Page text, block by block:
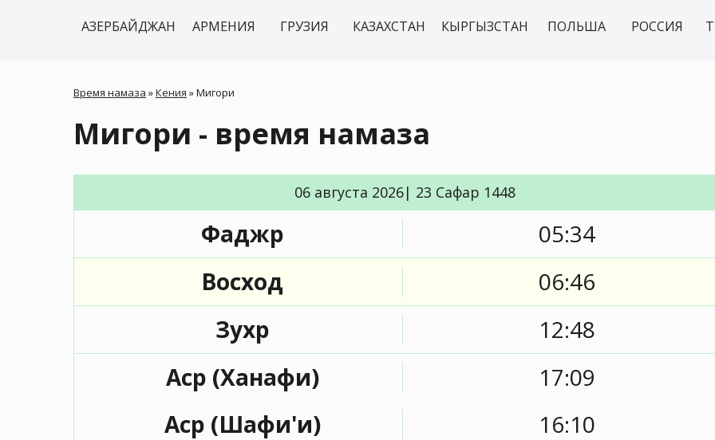
АЗЕРБАЙДЖАН АРМЕНИЯ ГРУЗИЯ КАЗАХСТАН КЫРГЫЗСТАН ПОЛЬША РОССИЯ
Время намаза »Кения »Мигори
Мигори - время намаза
06 августа 2026| 23 Сафар 1448
Фаджр
05:34
Восход
06:46
Зухр
12:48
Аср (Ханафи)
17:09
Аср (Шафи'и)
16:10